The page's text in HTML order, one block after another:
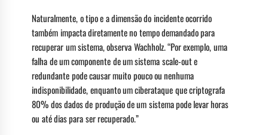
Naturalmente, o tipo e a dimensão do incidente ocorrido
também impacta diretamente no tempo demandado para
recuperar um sistema, observa Wachholz. “Por exemplo, uma
falha de um componente de um sistema scale-out e
redundante pode causar muito pouco ou nenhuma
indisponibilidade, enquanto um ciberataque que criptografa
80% dos dados de produção de um sistema pode levar horas
ou até dias para ser recuperado.”